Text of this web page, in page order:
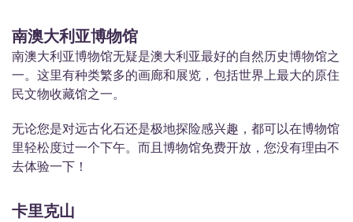
南澳大利亚博物馆
南澳大利亚博物馆无疑是澳大利亚最好的自然历史博物馆之
一。这里有种类繁多的画廊和展览，包括世界上最大的原住
民文物收藏馆之一。
无论您是对远古化石还是极地探险感兴趣，都可以在博物馆
里轻松度过一个下午。而且博物馆免费开放，您没有理由不
去体验一下！
卡里克山